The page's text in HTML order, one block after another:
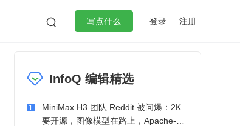
 写点什么 登录 注册
微服务架构 flutter
InfoQ 编辑精选
1
MiniMax H3 团队 Reddit 被问爆：2K
要开源，图像模型在路上，Apache-2.0